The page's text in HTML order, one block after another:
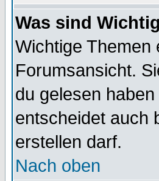
Was sind
Wichtige Themen
Forumsansicht.
du gelesen
entscheidet auch
erstellen darf.
Nach oben